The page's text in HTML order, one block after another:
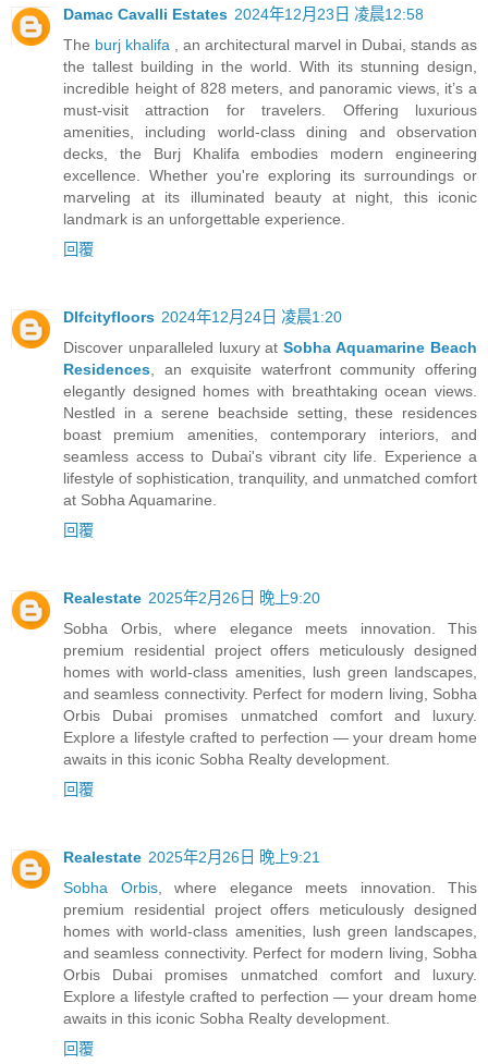
Damac Cavalli Estates 2024年12月23日 凌晨12:58
The burj khalifa
, an architectural marvel in Dubai, stands as
the tallest building in the world. With its stunning design,
incredible height of 828 meters, and panoramic views, it’s a
must-visit attraction for travelers. Offering luxurious
amenities, including world-class dining and observation
decks, the Burj Khalifa embodies modern engineering
excellence. Whether you're exploring its surroundings or
marveling at its illuminated beauty at night, this iconic
landmark is an unforgettable experience.
回覆
Dlfcityfloors 2024年12月24日 凌晨1:20
Discover unparalleled luxury atSobha Aquamarine Beach
Residences , an exquisite waterfront community offering
elegantly designed homes with breathtaking ocean views.
Nestled in a serene beachside setting, these residences
boast premium amenities, contemporary interiors, and
seamless access to Dubai's vibrant city life. Experience a
lifestyle of sophistication, tranquility, and unmatched comfort
at Sobha Aquamarine.
回覆
Realestate 2025年2月26日 晚上9:20
Sobha Orbis, where elegance meets innovation. This
premium residential project offers meticulously designed
homes with world-class amenities, lush green landscapes,
and seamless connectivity. Perfect for modern living, Sobha
Orbis Dubai promises unmatched comfort and luxury.
Explore a lifestyle crafted to perfection — your dream home
awaits in this iconic Sobha Realty development.
回覆
Realestate 2025年2月26日 晚上9:21
Sobha Orbis, where elegance meets innovation. This
premium residential project offers meticulously designed
homes with world-class amenities, lush green landscapes,
and seamless connectivity. Perfect for modern living, Sobha
Orbis Dubai promises unmatched comfort and luxury.
Explore a lifestyle crafted to perfection — your dream home
awaits in this iconic Sobha Realty development.
回覆